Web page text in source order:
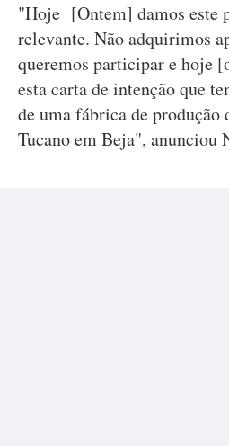
"Hoje [Ontem] damos este
relevante. Não adquirimos
queremos participar e hoje
esta carta de intenção que
de uma fábrica de produção
Tucano em Beja", anunciou